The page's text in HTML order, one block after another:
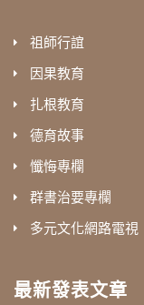
祖師行誼
因果教育
扎根教育
德育故事
懺悔專欄
群書治要專欄
多元文化網路電視
最新發表文章